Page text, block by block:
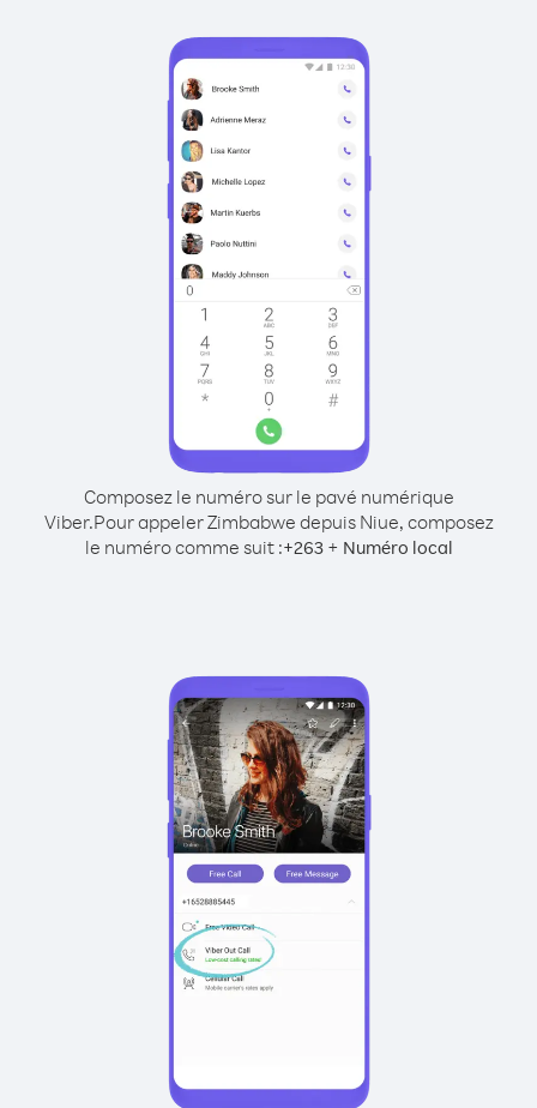
Composez le numéro sur le pavé numérique
Viber.Pour appeler Zimbabwe depuis Niue, composez
le numéro comme suit :+263+ Numéro local